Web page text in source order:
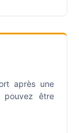
après une
être